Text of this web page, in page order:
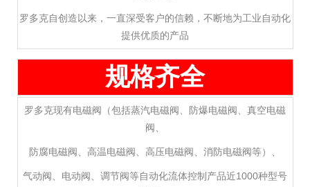
罗多克自创造以来，一直深受客户的信赖，不断地为工业自动化
提供优质的产品
规格齐全
罗多克现有电磁阀（包括蒸汽电磁阀、防爆电磁阀、真空电磁
阀、
防腐电磁阀、高温电磁阀、高压电磁阀、消防电磁阀等）、
气动阀、电动阀、调节阀等自动化流体控制产品近1000种型号